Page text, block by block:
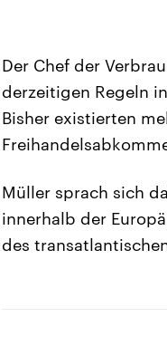
Der Chef der
derzeitigen Regeln
Bisher existierten
Müller sprach sich
innerhalb der
des